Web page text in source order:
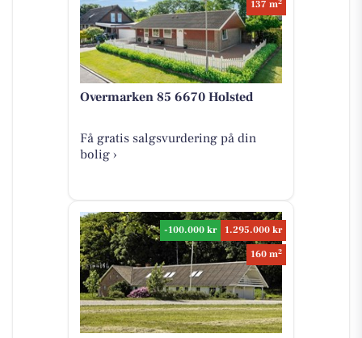
137 m
Overmarken 85 6670 Holsted
Få gratis salgsvurdering på din
bolig ›
-100.000 kr
1.295.000 kr
160 m2